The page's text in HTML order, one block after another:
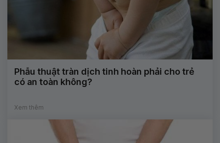
Phẫu thuật tràn dịch tinh hoàn phải cho trẻ
có an toàn không?
Xem thêm